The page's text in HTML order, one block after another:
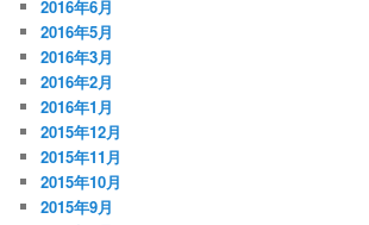
2016年6月
2016年5月
2016年3月
2016年2月
2016年1月
2015年12月
2015年11月
2015年10月
2015年9月